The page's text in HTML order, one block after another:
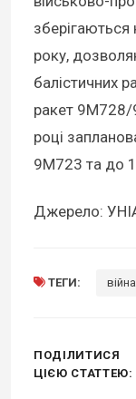
зберігаються
року,
балістичних
ракет 9М728/
році
9М723 та до
Джерело:
ТЕГИ:
ПОДІЛИТИСЯ
ЦІЄЮ СТАТТЕЮ: